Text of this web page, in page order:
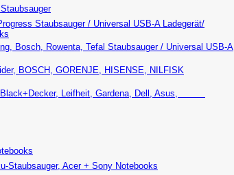
Staubsauger / Universal USB-A Ladegerät/
Bosch, Rowenta, Tefal Staubsauger / Universal USB-A
BOSCH, GORENJE, HISENSE, NILFISK
Black+Decker, Leifheit, Gardena, Dell, Asus,
Staubsauger, Acer + Sony Notebooks